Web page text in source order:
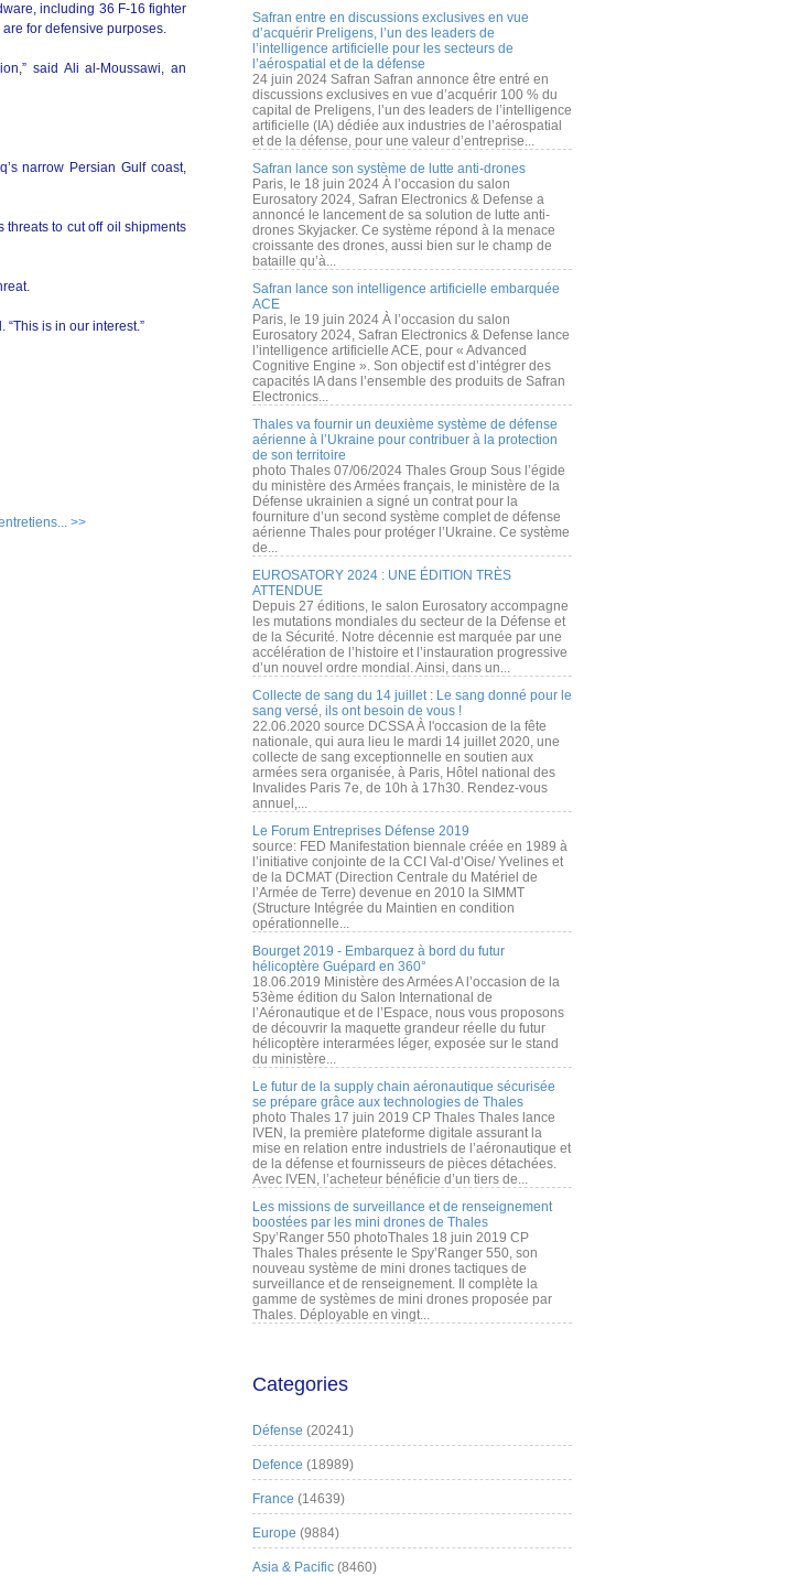
including 36 F-16 fighter
for defensive purposes.
said Ali al-Moussawi, an
narrow Persian Gulf coast,
threats to cut off oil shipments
“This is in our interest.”
>>
Safran entre en discussions exclusives en vue
d’acquérir Preligens, l’un des leaders de
l’intelligence artificielle pour les secteurs de
l’aérospatial et de la défense
24 juin 2024 Safran Safran annonce être entré en
discussions exclusives en vue d’acquérir 100 % du
capital de Preligens, l’un des leaders de l’intelligence
artificielle (IA) dédiée aux industries de l’aérospatial
et de la défense, pour une valeur d’entreprise...
Safran lance son système de lutte anti-drones
Paris, le 18 juin 2024 À l’occasion du salon
Eurosatory 2024, Safran Electronics & Defense a
annoncé le lancement de sa solution de lutte anti-
drones Skyjacker. Ce système répond à la menace
croissante des drones, aussi bien sur le champ de
bataille qu’à...
Safran lance son intelligence artificielle embarquée
ACE
Paris, le 19 juin 2024 À l’occasion du salon
Eurosatory 2024, Safran Electronics & Defense lance
l’intelligence artificielle ACE, pour « Advanced
Cognitive Engine ». Son objectif est d’intégrer des
capacités IA dans l’ensemble des produits de Safran
Electronics...
Thales va fournir un deuxième système de défense
aérienne à l’Ukraine pour contribuer à la protection
de son territoire
photo Thales 07/06/2024 Thales Group Sous l’égide
du ministère des Armées français, le ministère de la
Défense ukrainien a signé un contrat pour la
fourniture d’un second système complet de défense
aérienne Thales pour protéger l’Ukraine. Ce système
de...
EUROSATORY 2024 : UNE ÉDITION TRÈS
ATTENDUE
Depuis 27 éditions, le salon Eurosatory accompagne
les mutations mondiales du secteur de la Défense et
de la Sécurité. Notre décennie est marquée par une
accélération de l’histoire et l’instauration progressive
d’un nouvel ordre mondial. Ainsi, dans un...
Collecte de sang du 14 juillet : Le sang donné pour le
sang versé, ils ont besoin de vous !
22.06.2020 source DCSSA À l'occasion de la fête
nationale, qui aura lieu le mardi 14 juillet 2020, une
collecte de sang exceptionnelle en soutien aux
armées sera organisée, à Paris, Hôtel national des
Invalides Paris 7e, de 10h à 17h30. Rendez-vous
annuel,...
Le Forum Entreprises Défense 2019
source: FED Manifestation biennale créée en 1989 à
l’initiative conjointe de la CCI Val-d’Oise/ Yvelines et
de la DCMAT (Direction Centrale du Matériel de
l’Armée de Terre) devenue en 2010 la SIMMT
(Structure Intégrée du Maintien en condition
opérationnelle...
Bourget 2019 - Embarquez à bord du futur
hélicoptère Guépard en 360°
18.06.2019 Ministère des Armées A l’occasion de la
53ème édition du Salon International de
l’Aéronautique et de l’Espace, nous vous proposons
de découvrir la maquette grandeur réelle du futur
hélicoptère interarmées léger, exposée sur le stand
du ministère...
Le futur de la supply chain aéronautique sécurisée
se prépare grâce aux technologies de Thales
photo Thales 17 juin 2019 CP Thales Thales lance
IVEN, la première plateforme digitale assurant la
mise en relation entre industriels de l’aéronautique et
de la défense et fournisseurs de pièces détachées.
Avec IVEN, l’acheteur bénéficie d’un tiers de...
Les missions de surveillance et de renseignement
boostées par les mini drones de Thales
Spy’Ranger 550 photoThales 18 juin 2019 CP
Thales Thales présente le Spy’Ranger 550, son
nouveau système de mini drones tactiques de
surveillance et de renseignement. Il complète la
gamme de systèmes de mini drones proposée par
Thales. Déployable en vingt...
Categories
Défense (20241)
Defence (18989)
France (14639)
Europe (9884)
Asia & Pacific (8460)